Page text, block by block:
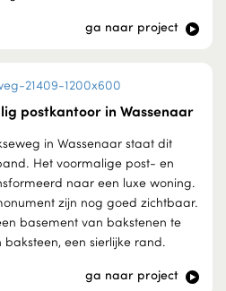
ga naar project
postkantoor in Wassenaar
in Wassenaar staat dit
Het voormalige post- en
naar een luxe woning.
zijn nog goed zichtbaar.
basement van bakstenen te
een sierlijke rand.
ga naar project